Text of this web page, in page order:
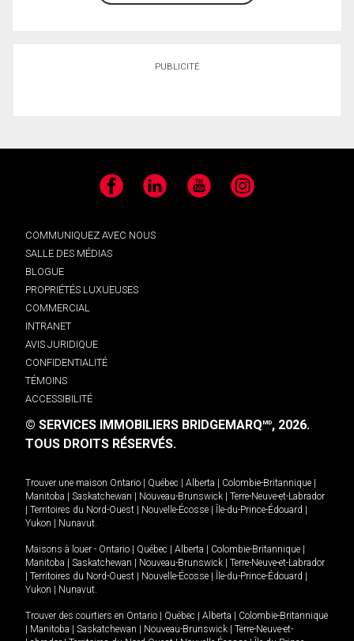
PUBLICITÉ
Facebook LinkedIn YouTube Instagram
COMMUNIQUEZ AVEC NOUS
SALLE DES MÉDIAS
BLOGUE
PROPRIÉTÉS LUXUEUSES
COMMERCIAL
INTRANET
AVIS JURIDIQUE
CONFIDENTIALITÉ
TÉMOINS
ACCESSIBILITÉ
© SERVICES IMMOBILIERS BRIDGEMARQMD, 2026.
TOUS DROITS RÉSERVÉS.
Trouver une maison Ontario Québec Alberta Colombie-Britannique
Manitoba
Saskatchewan Nouveau-Brunswick
Terre-Neuve-et-Labrador
Territoires du Nord-Ouest Nouvelle-Écosse Île-du-Prince-Édouard
Yukon
Nunavut.
Maisons à louer - Ontario Québec Alberta Colombie-Britannique
Manitoba
Saskatchewan Nouveau-Brunswick
Terre-Neuve-et-Labrador
Territoires du Nord-Ouest Nouvelle-Écosse Île-du-Prince-Édouard
Yukon
Nunavut.
Trouver des courtiers en Ontario Québec Alberta
Colombie-Britannique
Manitoba Saskatchewan Nouveau-Brunswick
Terre-Neuve-et-